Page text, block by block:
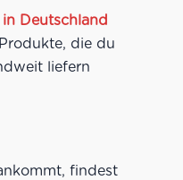
Deutschland
die du
liefern
findest